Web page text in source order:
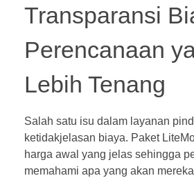
Transparansi
Perencanaan
Lebih Tenang
Salah satu isu dalam layanan
ketidakjelasan biaya. Paket
harga awal yang jelas sehingga
memahami apa yang akan